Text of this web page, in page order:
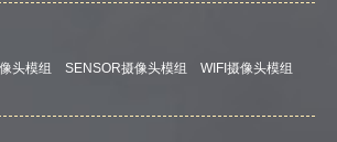
头模组 SENSOR摄像头模组
WIFI摄像头模组